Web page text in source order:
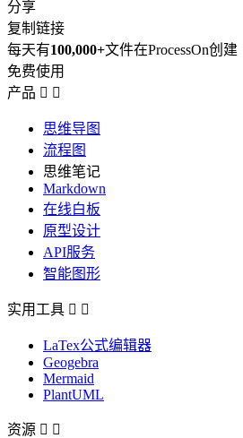
分享
复制链接
每天有100,000+文件在ProcessOn创建
免费使用
产品  
思维导图
流程图
思维笔记
Markdown
在线白板
原型设计
API服务
智能图形
实用工具  
LaTex公式编辑器
Geogebra
Mermaid
PlantUML
资源  